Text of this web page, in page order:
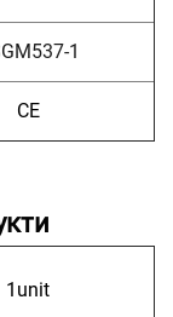
1
CE
1unit